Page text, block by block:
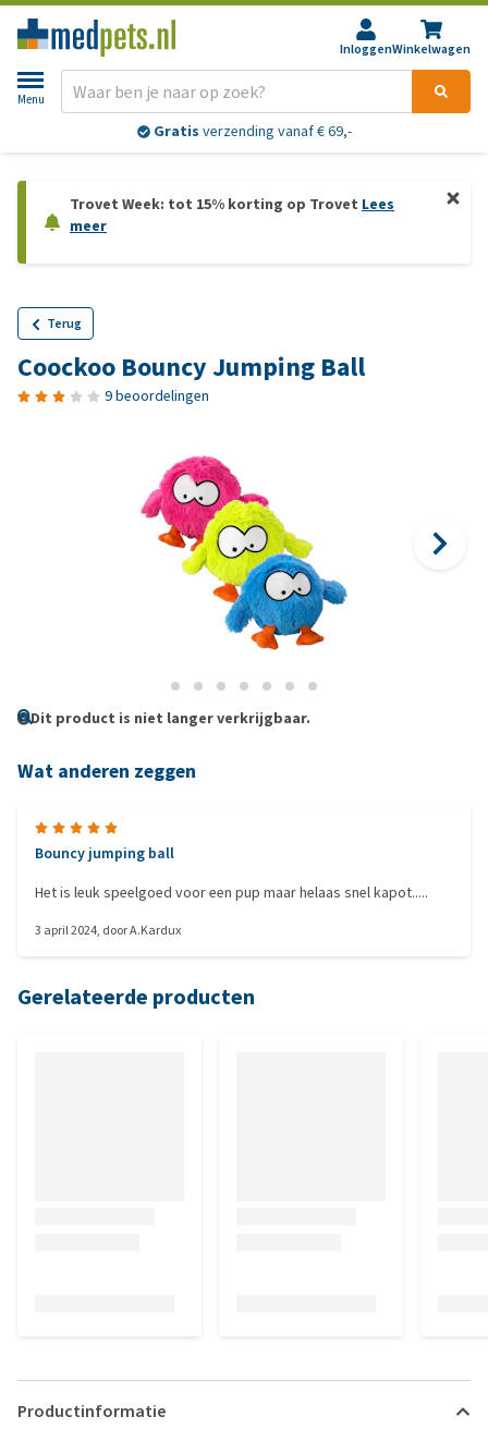
InloggenWinkelwagen
Menu
Gratis verzending vanaf € 69,-
Trovet Week: tot 15% korting op Trovet Lees
meer
Terug
Coockoo Bouncy Jumping Ball
9 beoordelingen
Dit product is niet langer verkrijgbaar.
Wat anderen zeggen
Bouncy jumping ball
Het is leuk speelgoed voor een pup maar helaas snel kapot.....
3 april 2024, doorA.Kardux
Gerelateerde producten
Productinformatie